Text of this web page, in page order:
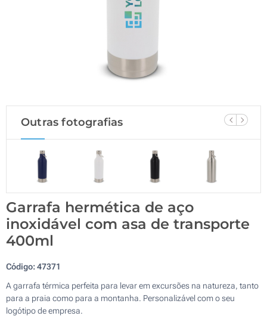
Outras fotografias
Garrafa hermética de aço
inoxidável com asa de transporte
400ml
Código:47371
A garrafa térmica perfeita para levar em excursões na natureza, tanto
para a praia como para a montanha. Personalizável com o seu
logótipo de empresa.